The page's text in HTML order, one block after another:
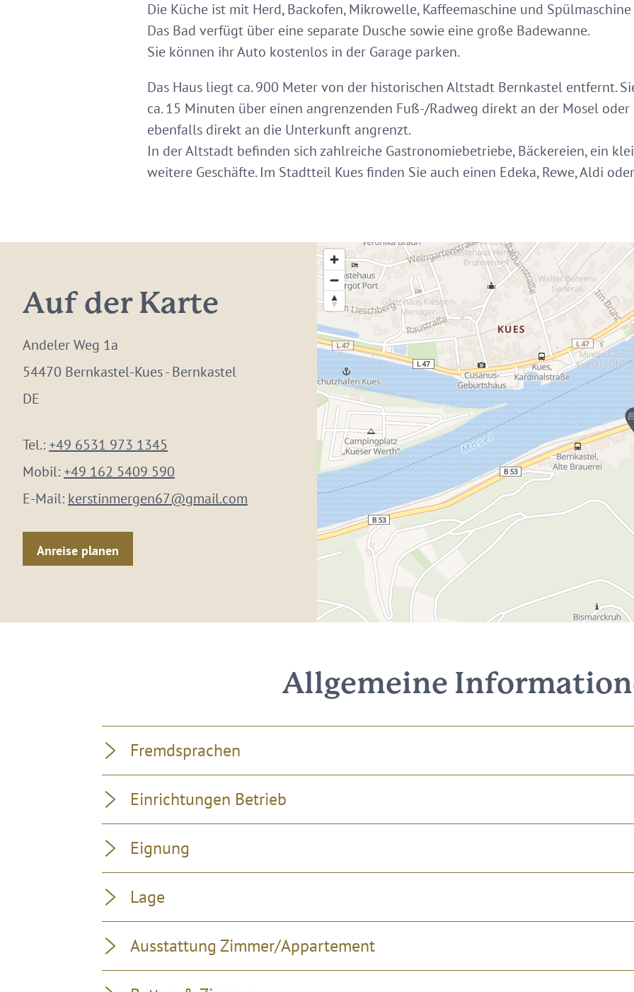
Die Küche ist mit Herd, Backofen, Mikrowelle, Kaffeemaschine und
Das Bad verfügt über eine separate Dusche sowie eine große Badewanne.
Sie können ihr Auto kostenlos in der Garage parken.
Das Haus liegt ca. 900 Meter von der historischen Altstadt Bernkastel entfernt.
ca. 15 Minuten über einen angrenzenden Fuß-/Radweg direkt an der Mosel
ebenfalls direkt an die Unterkunft angrenzt.
In der Altstadt befinden sich zahlreiche Gastronomiebetriebe, Bäckereien, ein
weitere Geschäfte. Im Stadtteil Kues finden Sie auch einen Edeka, Rewe, Aldi
Auf der Karte
Andeler Weg 1a
54470 Bernkastel-Kues - Bernkastel
DE
Tel.:+49 6531 973 1345
Mobil:+49 162 5409 590
E-Mail: kerstinmergen67@gmail.com
Anreise planen
Allgemeine
Fremdsprachen
Einrichtungen Betrieb
Eignung
Lage
Ausstattung Zimmer/Appartement